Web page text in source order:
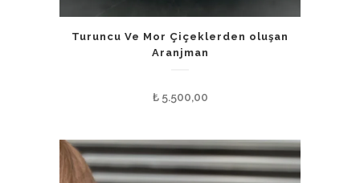
Turuncu Ve Mor Çiçeklerden oluşan
Aranjman
₺5.500,00